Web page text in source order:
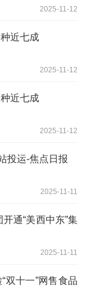
2025-11-12
近七成
2025-11-12
近七成
2025-11-12
投运-焦点日报
2025-11-11
通“美西中东”集
2025-11-11
双十一”网售食品